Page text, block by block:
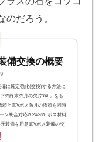
だろう。
備交換の概要
に確定強化(交換)する方法に
の終末の月の欠片x40」をも
頼と真Vボス防具の依頼を同時
ン統合対応2024/2/28 ボス材料
装備を用意真Vボス装備の交
となる。 真Vトゥバラ装備